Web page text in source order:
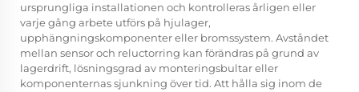
ursprungliga installationen och kontrolleras årligen eller
varje gång arbete utförs på hjulager,
upphängningskomponenter eller bromssystem. Avståndet
mellan sensor och reluctorring kan förändras på grund av
lagerdrift, lösningsgrad av monteringsbultar eller
komponenternas sjunkning över tid. Att hålla sig inom de